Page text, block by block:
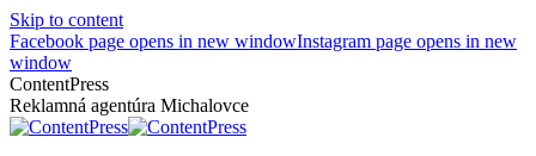
Skip to content
Facebook page opens in new windowInstagram page opens in new
window
ContentPress
Reklamná agentúra Michalovce